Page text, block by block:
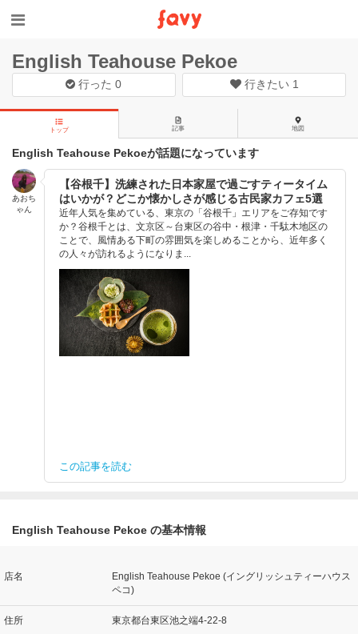
English Teahouse Pekoe
行った0 行きたい 1
トップ 記事 地図
English Teahouse Pekoeが話題になっています
あおち
ゃん
【谷根千】洗練された日本家屋で過ごすティータイム
はいかが？どこか懐かしさが感じる古民家カフェ5選
近年人気を集めている、東京の「谷根千」エリアをご存知です
か？谷根千とは、文京区～台東区の谷中・根津・千駄木地区の
ことで、風情ある下町の雰囲気を楽しめることから、近年多く
の人々が訪れるようになりま...
この記事を読む
English Teahouse Pekoe の基本情報
店名
English Teahouse Pekoe (イングリッシュティーハウス
ペコ)
住所 東京都台東区池之端4-22-8